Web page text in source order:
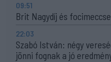
09:51
Brit Nagydíj és
22:03
Szabó István: négy
jönni fognak a jó